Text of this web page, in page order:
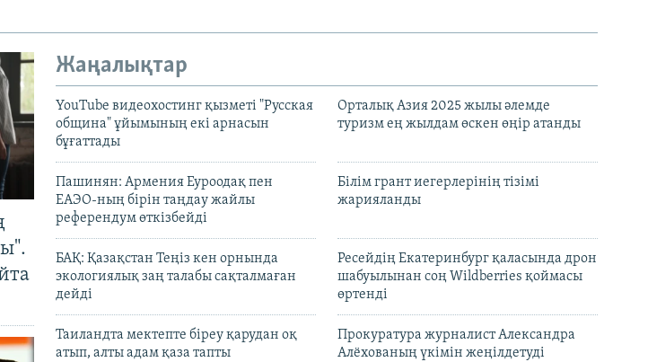
Жаңалықтар
YouTube видеохостинг қызметі "Русская
община" ұйымының екі арнасын
бұғаттады
Орталық Азия 2025 жылы әлемде
туризм ең жылдам өскен өңір атанды
Пашинян: Армения Еуроодақ пен
ЕАЭО-ның бірін таңдау жайлы
референдум өткізбейді
Білім грант иегерлерінің тізімі
жарияланды
БАҚ: Қазақстан Теңіз кен орнында
экологиялық заң талабы сақталмаған
дейді
Ресейдің Екатеринбург қаласында дрон
шабуылынан соң Wildberries қоймасы
өртенді
Таиландта мектепте біреу қарудан оқ
атып, алты адам қаза тапты
Прокуратура журналист Александра
Алёхованың үкімін жеңілдетуді